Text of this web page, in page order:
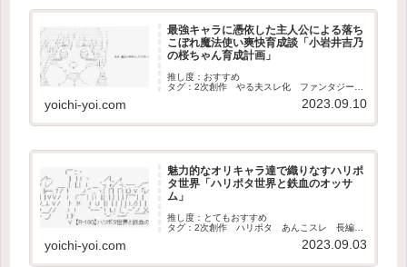
最強キャラに憑依した主人公による落ち
こぼれ魔法使い爽快育成談「小岩井吉乃
の桜ちゃん育成計画」
推し度：おすすめ
タグ：2次創作 やる夫スレ化 ファンタジー
yoichi-yoi.com 2023.09.10
魅力的なオリキャラ達で織りなすハリポ
タ世界「ハリポタ世界と鉄血のオッサ
ム」
推し度：とてもおすすめ
タグ：2次創作 ハリポタ あんこスレ 長編
yoichi-yoi.com 2023.09.03